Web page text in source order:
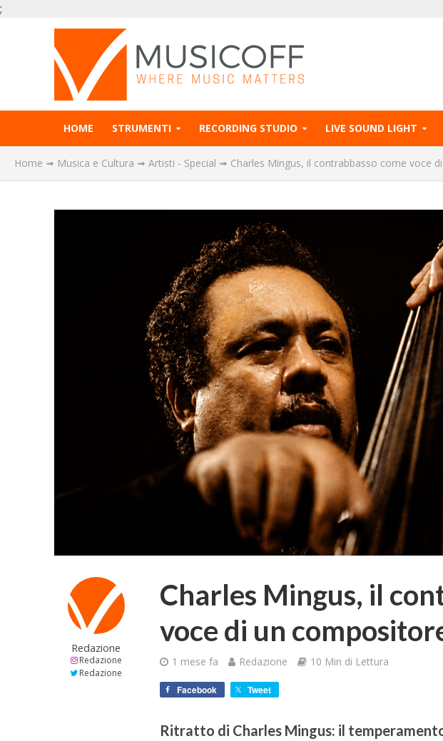
;
HOME STRUMENTI RECORDING STUDIO LIVE SOUND LIGHT
Home ➟ Musica e Cultura ➟ Artisti - Special ➟ Charles Mingus, il contrabbasso come voce
Redazione
Redazione
Redazione
Charles Mingus, il
voce di un
1 mese fa Redazione 10 Min di Lettura
Facebook Tweet
Ritratto di Charles Mingus: il